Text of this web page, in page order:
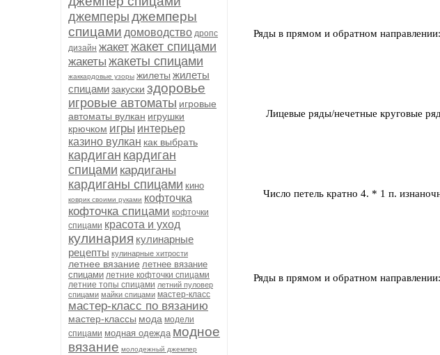
джемперы джемперы
спицами домоводство дропс
дизайн жакетжакет спицами
жакеты жакеты спицами
жаккардовые узоры жилеты жилеты
спицамизакуски здоровье
игровые автоматы игровые
автоматы вулкан игрушки
крючком игры интерьер
казино вулкан как выбрать
кардиган кардиган
спицами кардиганы
кардиганы спицами кино
коврик своими руками кофточка
кофточка спицами кофточки
спицами красота и уход
кулинария кулинарные
рецепты кулинарные хитрости
летнее вязание летнее вязание
спицами летние кофточки спицами
летние топы спицами летний пуловер
спицами майки спицами мастер-класс
мастер-класс по вязанию
мастер-классы мода модели
спицами модная одежда модное
вязание молодежный джемпер
Ряды в прямом и обратном
Лицевые ряды/нечетные круговые
Число петель кратно 4. * 1 п.
Ряды в прямом и обратном